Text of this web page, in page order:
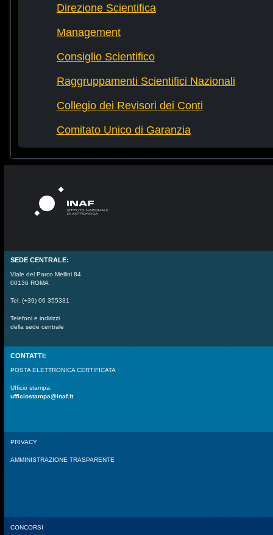
Direzione Scientifica
Management
Consiglio Scientifico
Raggruppamenti Scientifici Nazionali
Collegio dei Revisori dei Conti
Comitato Unico di Garanzia
SEDE CENTRALE:
Viale del Parco Mellini 84
00136 ROMA
Tel. (+39) 06 355331
Telefoni e indirizzi
della sede centrale
CONTATTI:
POSTA ELETTRONICA CERTIFICATA
Ufficio stampa:
ufficiostampa@inaf.it
PRIVACY
AMMINISTRAZIONE TRASPARENTE
CONCORSI